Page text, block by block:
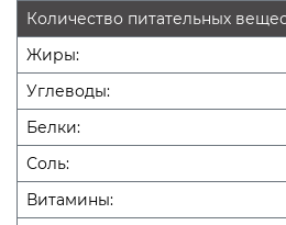
Количество питательных
Жиры:
Углеводы:
Белки:
Соль:
Витамины: